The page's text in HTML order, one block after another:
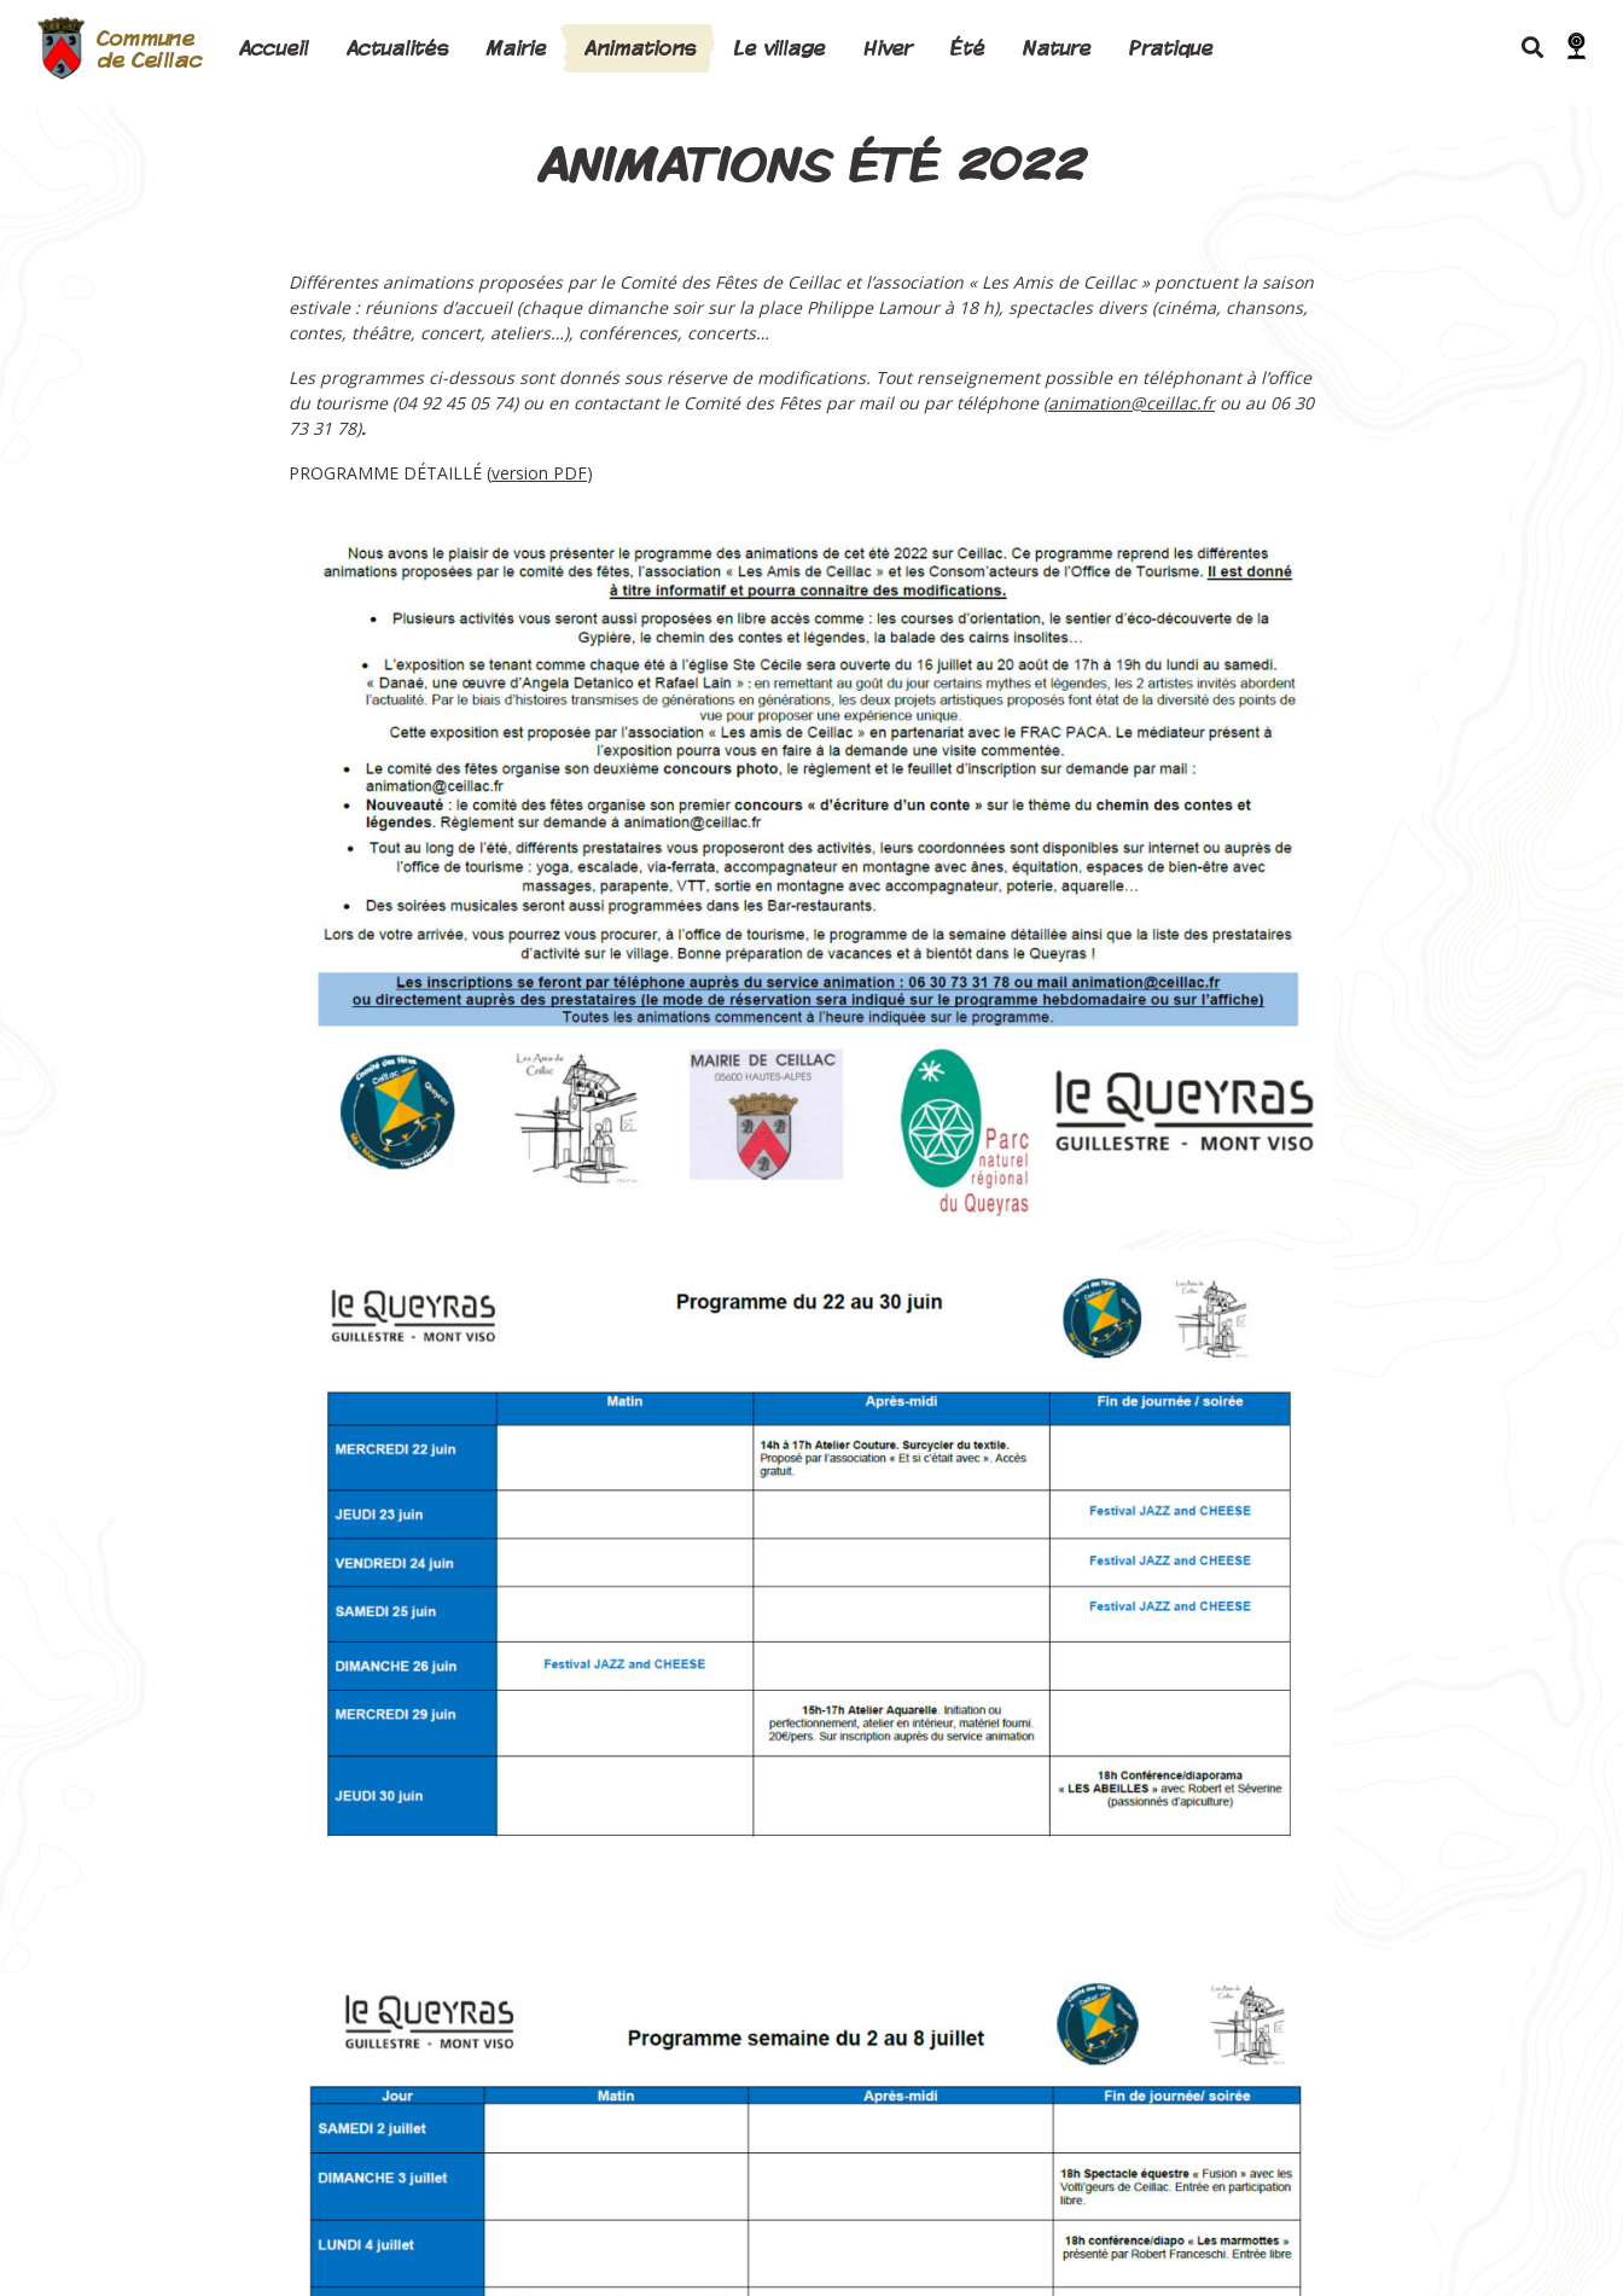
Commune
de Ceillac
Accueil Actualités Mairie Animations Le village Hiver Été Nature Pratique
ANIMATIONS ÉTÉ 2022
Différentes animations proposées par le Comité des Fêtes de Ceillac et l’association « Les Amis de Ceillac » ponctuent la saison
estivale : réunions d’accueil (chaque dimanche soir sur la place Philippe Lamour à 18 h), spectacles divers (cinéma, chansons,
contes, théâtre, concert, ateliers…), conférences, concerts…
Les programmes ci-dessous sont donnés sous réserve de modifications. Tout renseignement possible en téléphonant à l’office
du tourisme (04 92 45 05 74) ou en contactant le Comité des Fêtes par mail ou par téléphone (animation@ceillac.frou au 06 30
73 31 78).
PROGRAMME DÉTAILLÉ (version PDF)